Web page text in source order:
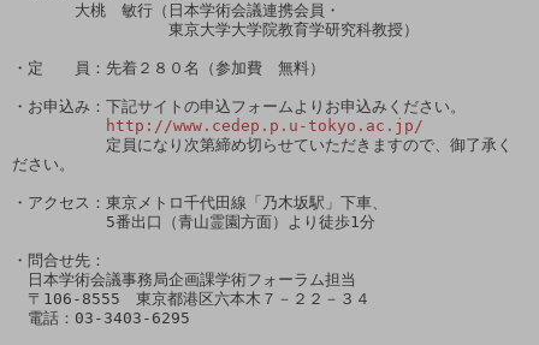
大桃　敏行（日本学術会議連携会員・
東京大学大学院教育学研究科教授）
・定　　員：先着２８０名（参加費　無料）
・お申込み：下記サイトの申込フォームよりお申込みください。
http://www.cedep.p.u-tokyo.ac.jp/
定員になり次第締め切らせていただきますので、御了承く
ださい。
・アクセス：東京メトロ千代田線「乃木坂駅」下車、
5番出口（青山霊園方面）より徒歩1分
・問合せ先：
日本学術会議事務局企画課学術フォーラム担当
〒106-8555　東京都港区六本木７－２２－３４
電話：03-3403-6295